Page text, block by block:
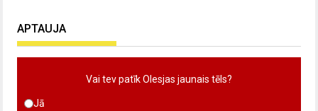
APTAUJA
Vai tev patīk Olesjas jaunais tēls?
Jā